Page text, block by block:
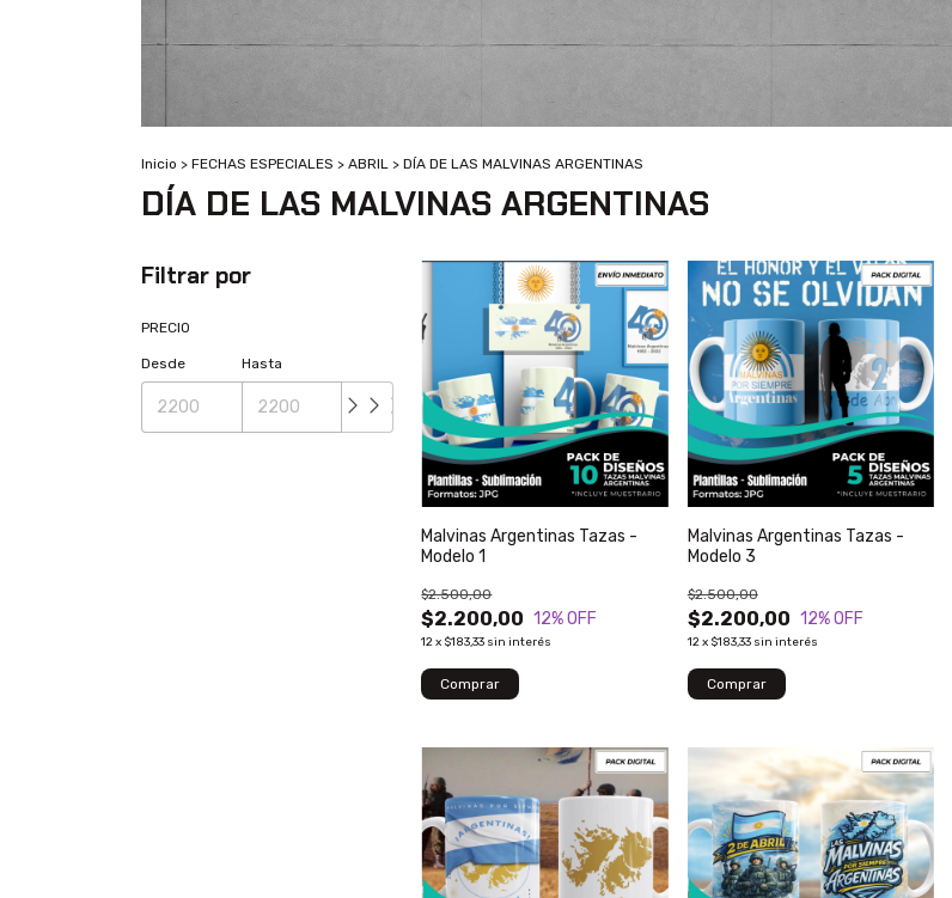
Inicio > FECHAS ESPECIALES > ABRIL > DÍA DE LAS MALVINAS ARGENTINAS
DÍA DE LAS MALVINAS ARGENTINAS
Filtrar por
PRECIO
Desde Hasta
Malvinas Argentinas Tazas -
Modelo 1
$2.200,00
$2.500,00
12% OFF
12x $183,33 sin interés
Malvinas Argentinas Tazas -
Modelo 3
$2.200,00
$2.500,00
12% OFF
12x $183,33 sin interés